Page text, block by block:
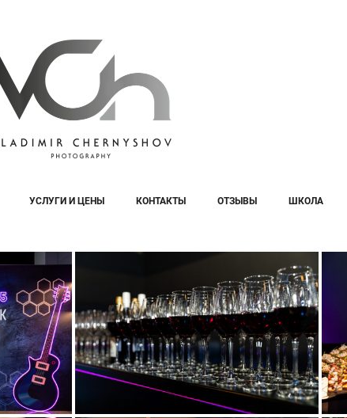
УСЛУГИ И ЦЕНЫ КОНТАКТЫ ОТЗЫВЫ ШКОЛА